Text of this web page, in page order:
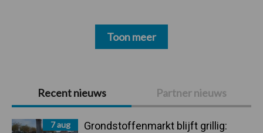
Primaire
Sidebar
Recent nieuws Partner nieuws
7 aug
Grondstoffenmarkt blijft grillig:
Toon meer